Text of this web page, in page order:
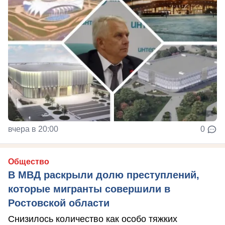
вчера в 20:00 0
Общество
В МВД раскрыли долю преступлений,
которые мигранты совершили в
Ростовской области
Снизилось количество как особо тяжких